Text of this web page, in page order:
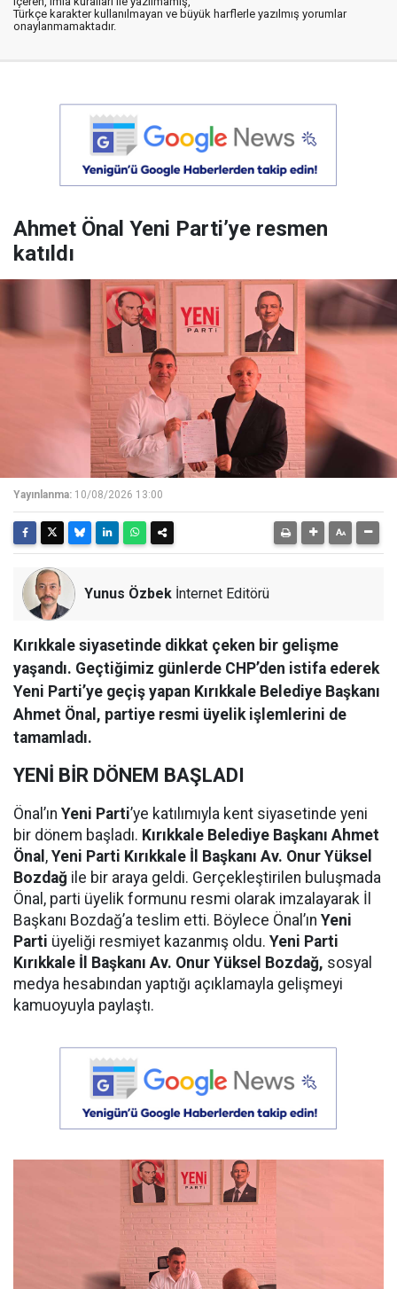
Türkçe karakter kullanılmayan ve büyük harflerle yazılmış yorumlar
onaylanmamaktadır.
Ahmet Önal Yeni Parti’ye resmen
katıldı
Yayınlanma: 10/08/2026 13:00
Yunus Özbek İnternet Editörü
Kırıkkale siyasetinde dikkat çeken bir gelişme
yaşandı. Geçtiğimiz günlerde CHP’den istifa ederek
Yeni Parti’ye geçiş yapan Kırıkkale Belediye Başkanı
Ahmet Önal, partiye resmi üyelik işlemlerini de
tamamladı.
YENİ BİR DÖNEM BAŞLADI
Önal’ın Yeni Parti’ye katılımıyla kent siyasetinde yeni
bir dönem başladı. Kırıkkale Belediye Başkanı Ahmet
Önal , Yeni Parti Kırıkkale İl Başkanı Av. Onur Yüksel
Bozdağ ile bir araya geldi. Gerçekleştirilen buluşmada
Önal, parti üyelik formunu resmi olarak imzalayarak İl
Başkanı Bozdağ’a teslim etti. Böylece Önal’ın Yeni
Parti üyeliği resmiyet kazanmış oldu. Yeni Parti
Kırıkkale İl Başkanı Av. Onur Yüksel Bozdağ, sosyal
medya hesabından yaptığı açıklamayla gelişmeyi
kamuoyuyla paylaştı.